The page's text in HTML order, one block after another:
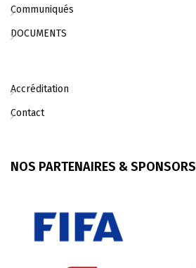
Communiqués
DOCUMENTS
Accréditation
Contact
NOS PARTENAIRES & SPONSORS